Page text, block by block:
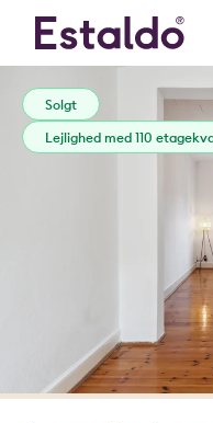
Solgt
Lejlighed med 110